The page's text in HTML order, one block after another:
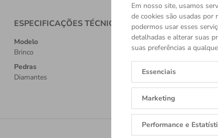
Em nosso site, usamos
de cookies são usadas por
podermos usar esses
detalhadas e alterar suas
suas preferências a
Essenciais
Marketing
Performance e
ESPECIFICAÇÕES TÉCNICAS
Modelo
Brinco
Pedras
Diamantes